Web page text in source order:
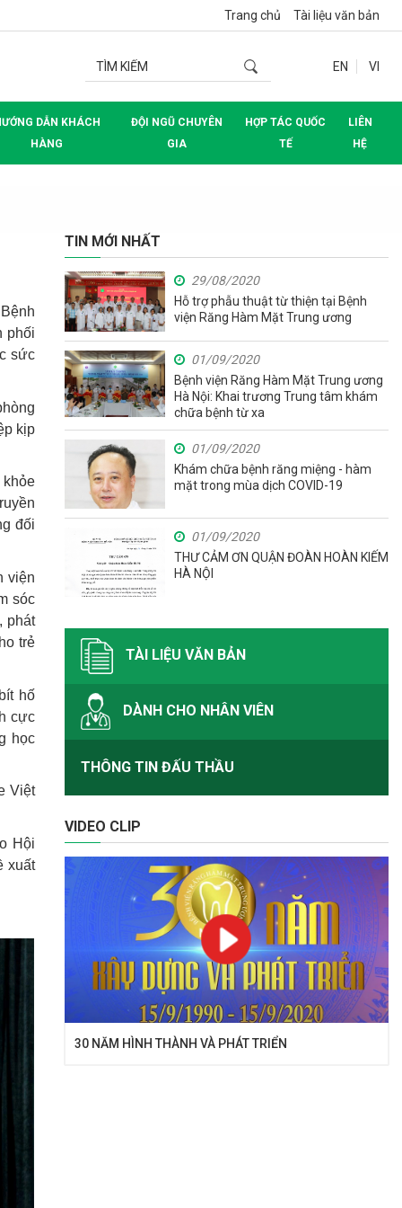
Trang chủ Tài liệu văn bản
EN VI
DẪN KHÁCH
HÀNG
ĐỘI NGŨ CHUYÊN
GIA
HỢP TÁC QUỐC
TẾ
LIÊN
HỆ
phối
sức
kịp
khỏe
đối
viện
sóc
phát
trẻ
hố
cực
học
Việt
Hội
xuất
TIN MỚI NHẤT
29/08/2020
Hỗ trợ phẫu thuật từ thiện tại Bệnh
viện Răng Hàm Mặt Trung ương
01/09/2020
Bệnh viện Răng Hàm Mặt Trung ương
Hà Nội: Khai trương Trung tâm khám
chữa bệnh từ xa
01/09/2020
Khám chữa bệnh răng miệng - hàm
mặt trong mùa dịch COVID-19
01/09/2020
THƯ CẢM ƠN QUẬN ĐOÀN HOÀN KIẾM
HÀ NỘI
TÀI LIỆU VĂN BẢN
DÀNH CHO NHÂN VIÊN
THÔNG TIN ĐẤU THẦU
VIDEO CLIP
30 NĂM HÌNH THÀNH VÀ PHÁT TRIỂN